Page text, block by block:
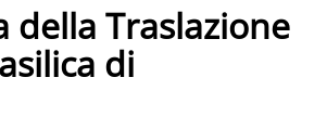
della Traslazione
di